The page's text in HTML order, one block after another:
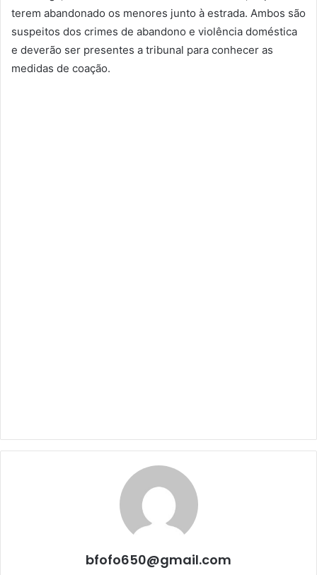
terem abandonado os menores junto à estrada. Ambos são
suspeitos dos crimes de abandono e violência doméstica
e deverão ser presentes a tribunal para conhecer as
medidas de coação.
bfofo650@gmail.com